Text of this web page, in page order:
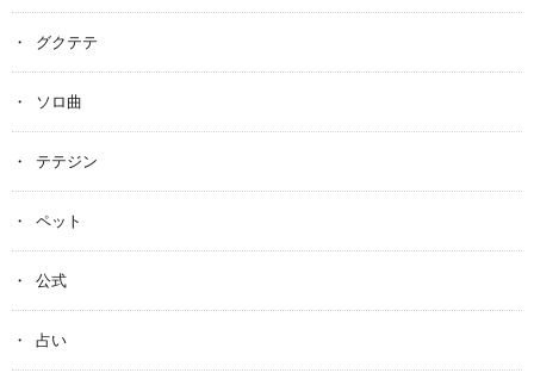
グクテテ
ソロ曲
テテジン
ペット
公式
占い